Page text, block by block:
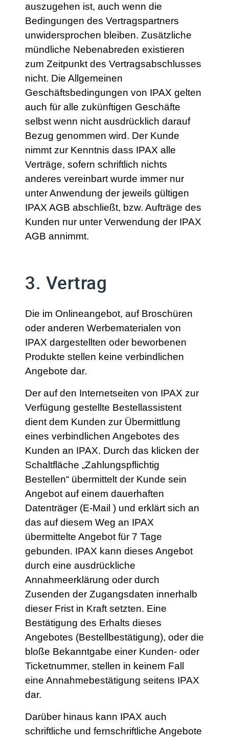
auszugehen ist, auch wenn die
Bedingungen des Vertragspartners
unwidersprochen bleiben. Zusätzliche
mündliche Nebenabreden existieren
zum Zeitpunkt des Vertragsabschlusses
nicht. Die Allgemeinen
Geschäftsbedingungen von IPAX gelten
auch für alle zukünftigen Geschäfte
selbst wenn nicht ausdrücklich darauf
Bezug genommen wird. Der Kunde
nimmt zur Kenntnis dass IPAX alle
Verträge, sofern schriftlich nichts
anderes vereinbart wurde immer nur
unter Anwendung der jeweils gültigen
IPAX AGB abschließt, bzw. Aufträge des
Kunden nur unter Verwendung der IPAX
AGB annimmt.
3. Vertrag
Die im Onlineangebot, auf Broschüren
oder anderen Werbematerialen von
IPAX dargestellten oder beworbenen
Produkte stellen keine verbindlichen
Angebote dar.
Der auf den Internetseiten von IPAX zur
Verfügung gestellte Bestellassistent
dient dem Kunden zur Übermittlung
eines verbindlichen Angebotes des
Kunden an IPAX. Durch das klicken der
Schaltfläche „Zahlungspflichtig
Bestellen“ übermittelt der Kunde sein
Angebot auf einem dauerhaften
Datenträger (E-Mail ) und erklärt sich an
das auf diesem Weg an IPAX
übermittelte Angebot für 7 Tage
gebunden. IPAX kann dieses Angebot
durch eine ausdrückliche
Annahmeerklärung oder durch
Zusenden der Zugangsdaten innerhalb
dieser Frist in Kraft setzten. Eine
Bestätigung des Erhalts dieses
Angebotes (Bestellbestätigung), oder die
bloße Bekanntgabe einer Kunden- oder
Ticketnummer, stellen in keinem Fall
eine Annahmebestätigung seitens IPAX
dar.
Darüber hinaus kann IPAX auch
schriftliche und fernschriftliche Angebote